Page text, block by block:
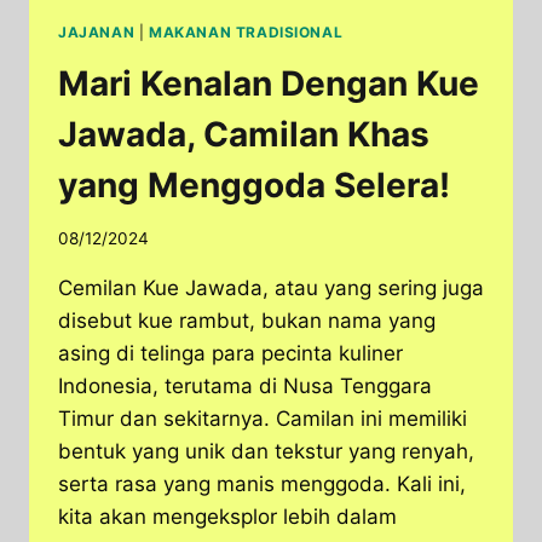
JAJANAN MAKANAN TRADISIONAL
Mari Kenalan Dengan Kue
Jawada, Camilan Khas
yang Menggoda Selera!
08/12/2024
Cemilan Kue Jawada, atau yang sering juga
disebut kue rambut, bukan nama yang
asing di telinga para pecinta kuliner
Indonesia, terutama di Nusa Tenggara
Timur dan sekitarnya. Camilan ini memiliki
bentuk yang unik dan tekstur yang renyah,
serta rasa yang manis menggoda. Kali ini,
kita akan mengeksplor lebih dalam